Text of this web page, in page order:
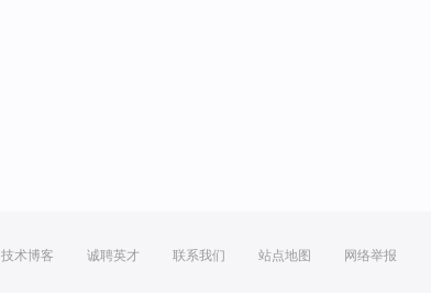
技术博客 诚聘英才 联系我们 站点地图 网络举报